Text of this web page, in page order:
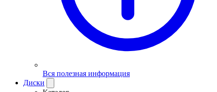
Вся полезная информация
Диски